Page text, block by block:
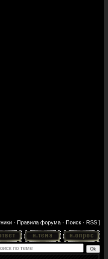
· Правила форума · Поиск · RSS ]